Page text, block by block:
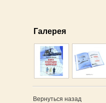
Галерея
Вернуться назад